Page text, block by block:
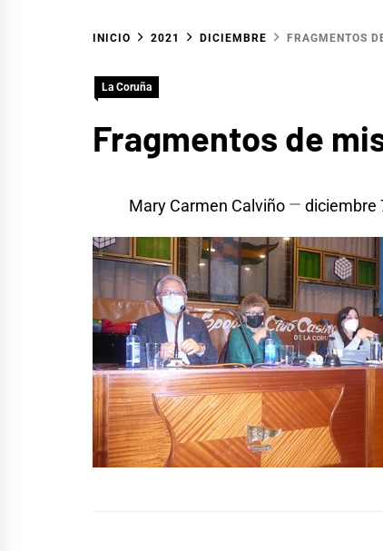
INICIO 2021 DICIEMBRE FRAGMENTOS
La Coruña
Fragmentos de
Mary Carmen Calviño diciembre